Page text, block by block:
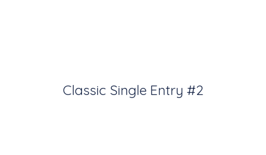
Classic Single Entry #2